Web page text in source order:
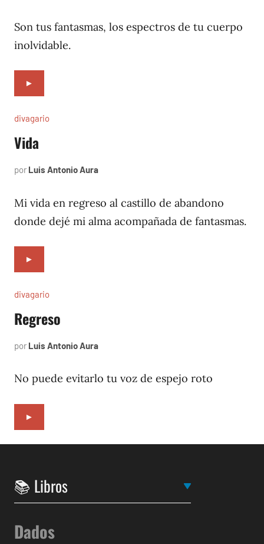
2022
Son tus fantasmas, los espectros de tu cuerpo
inolvidable.
►
divagario
Vida
por Luis Antonio Aura
1996
Mi vida en regreso al castillo de abandono
donde dejé mi alma acompañada de fantasmas.
►
divagario
Regreso
por Luis Antonio Aura
1996
No puede evitarlo tu voz de espejo roto
►
Dados